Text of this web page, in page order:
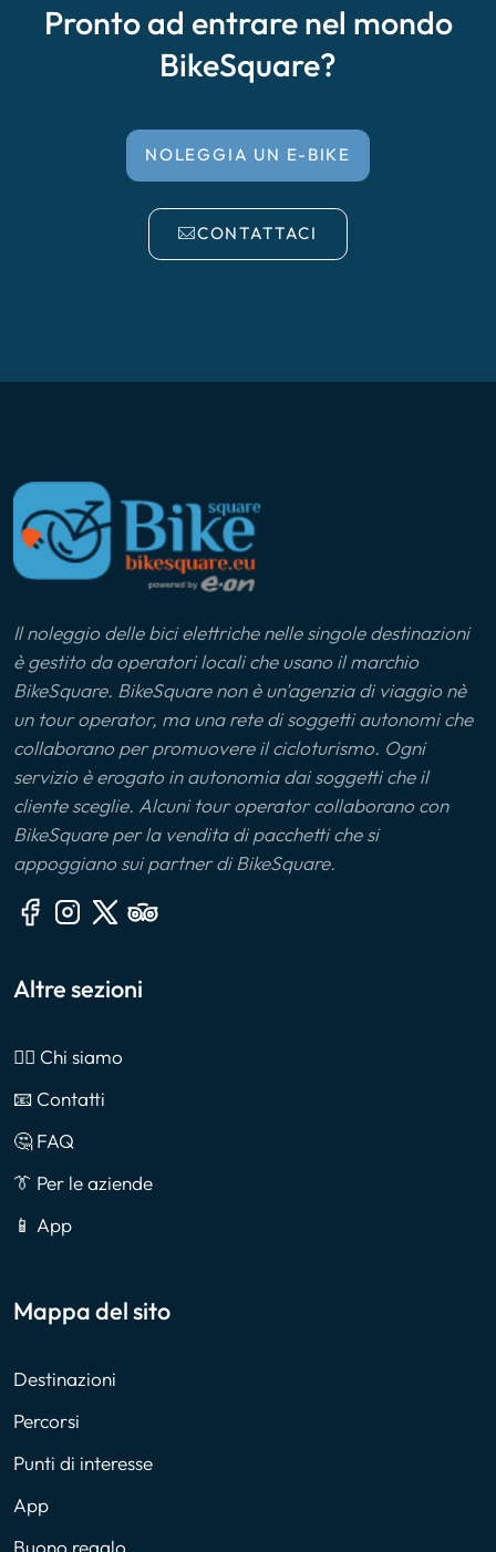
Pronto ad entrare nel mondo
BikeSquare?
NOLEGGIA UN E-BIKE
CONTATTACI
Il noleggio delle bici elettriche nelle singole destinazioni
è gestito da operatori locali che usano il marchio
BikeSquare. BikeSquare non è un'agenzia di viaggio nè
un tour operator, ma una rete di soggetti autonomi che
collaborano per promuovere il cicloturismo. Ogni
servizio è erogato in autonomia dai soggetti che il
cliente sceglie. Alcuni tour operator collaborano con
BikeSquare per la vendita di pacchetti che si
appoggiano sui partner di BikeSquare.
Altre sezioni
🙎‍♂️ Chi siamo
📧 Contatti
🤔 FAQ
👔 Per le aziende
📱 App
Mappa del sito
Destinazioni
Percorsi
Punti di interesse
App
Buono regalo